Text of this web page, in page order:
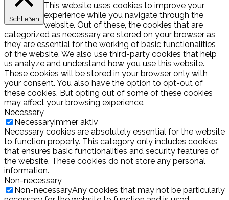
Schließen
This website uses cookies to improve your
experience while you navigate through the
website. Out of these, the cookies that are
categorized as necessary are stored on your browser as
they are essential for the working of basic functionalities
of the website. We also use third-party cookies that help
us analyze and understand how you use this website.
These cookies will be stored in your browser only with
your consent. You also have the option to opt-out of
these cookies. But opting out of some of these cookies
may affect your browsing experience.
Necessary
Necessaryimmer aktiv
Necessary cookies are absolutely essential for the website
to function properly. This category only includes cookies
that ensures basic functionalities and security features of
the website. These cookies do not store any personal
information.
Non-necessary
Non-necessaryAny cookies that may not be particularly